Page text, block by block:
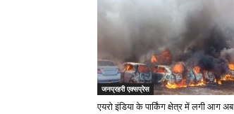
जनप्रहरी एक्सप्रेस
एयरो इंडिया के पार्किंग क्षेत्र में लगी आग अब